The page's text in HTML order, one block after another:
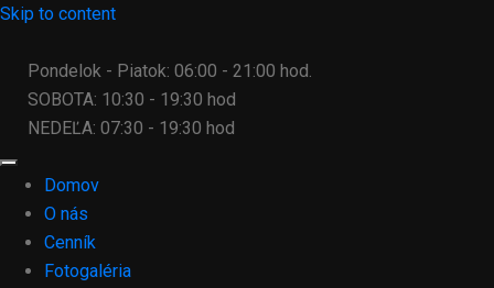
Skip to content
Pondelok - Piatok: 06:00 - 21:00 hod.
SOBOTA: 10:30 - 19:30 hod
NEDEĽA: 07:30 - 19:30 hod
Domov
O nás
Cenník
Fotogaléria